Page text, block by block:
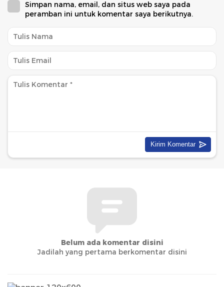
Simpan nama, email, dan situs web saya pada
peramban ini untuk komentar saya berikutnya.
Belum ada komentar disini
Jadilah yang pertama berkomentar disini